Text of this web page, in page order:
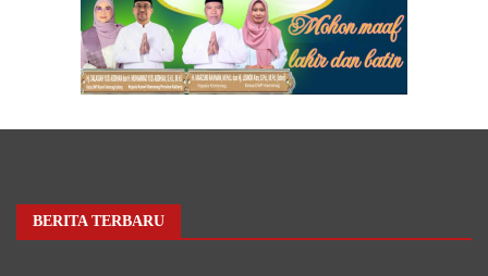
BERITA TERBARU